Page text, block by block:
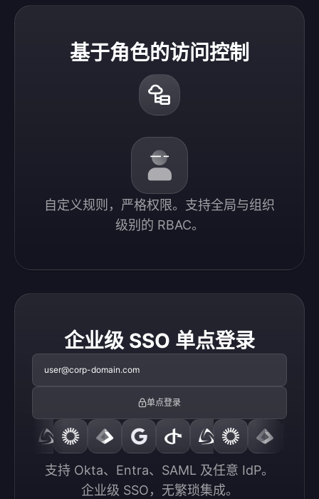
基于角色的访问控制
自定义规则，严格权限。支持全局与组织
级别的 RBAC。
企业级 SSO 单点登录
user@corp-domain.com
单点登录
支持 Okta、Entra、SAML 及任意 IdP。
企业级 SSO，无繁琐集成。